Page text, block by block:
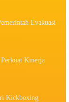
Evakuasi
Kinerja
Kickboxing